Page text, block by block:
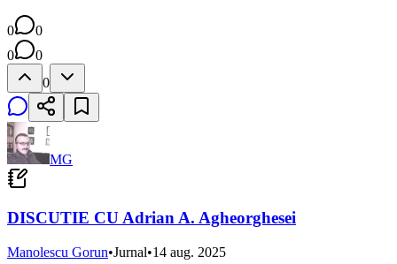
0
0
0
0
0
MG
DISCUTIE CU Adrian A. Agheorghesei
Manolescu Gorun•Jurnal•14 aug. 2025